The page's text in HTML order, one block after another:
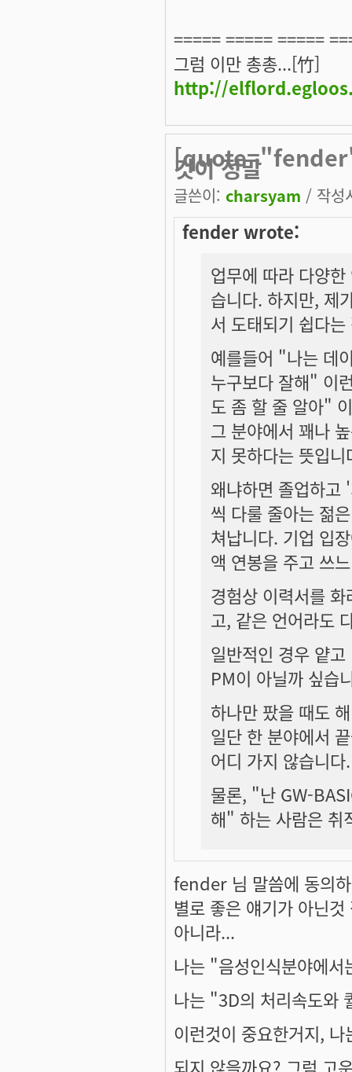
===== ===== =====
그럼 이만 총총...[竹]
http://
[quote="fender"]
것이 정말
글쓴이: charsyam / 작성
fender wrote:
업무에 따라 다양
습니다. 하지만, 제
서 도태되기 쉽다
예를들어 "나는 데
누구보다 잘해" 이
도 좀 할 줄 알아"
그 분야에서 꽤나
지 못하다는 뜻입니
왜냐하면 졸업하고
씩 다룰 줄아는 젊
쳐납니다. 기업 입
액 연봉을 주고 쓰
경험상 이력서를
고, 같은 언어라도
일반적인 경우 얕
PM이 아닐까 싶습
하나만 팠을 때도
일단 한 분야에서
어디 가지 않습니다.
물론, "난 GW-
해" 하는 사람은 취
fender 님 말씀에 동의
별로 좋은 얘기가 아닌
아니라...
나는 "음성인식분야에
나는 "3D의 처리속도와
이런것이 중요한거지,
되지 않을까요? 그럼 고